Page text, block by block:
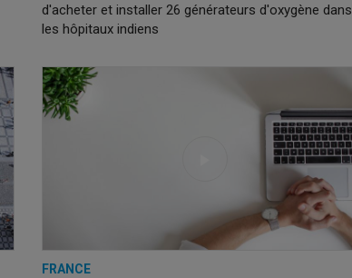
d'acheter et installer 26 générateurs d'oxygène dans
les hôpitaux indiens
FRANCE